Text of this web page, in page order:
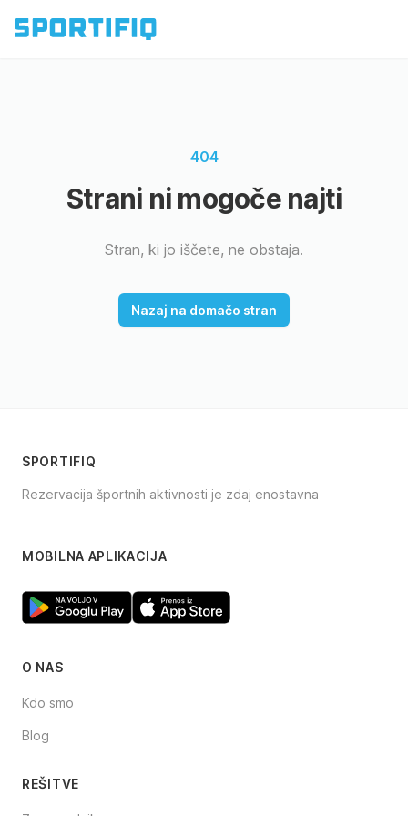
404
Strani ni mogoče najti
Stran, ki jo iščete, ne obstaja.
Nazaj na domačo stran
SPORTIFIQ
Rezervacija športnih aktivnosti je zdaj enostavna
MOBILNA APLIKACIJA
O NAS
Kdo smo
Blog
REŠITVE